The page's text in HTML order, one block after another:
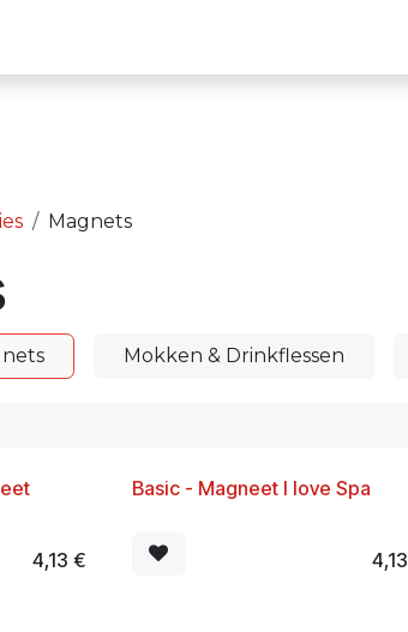
Magnets
Mokken & Drinkflessen
4,13 €
Nieuw!
Basic - Magneet I love Spa
4,13